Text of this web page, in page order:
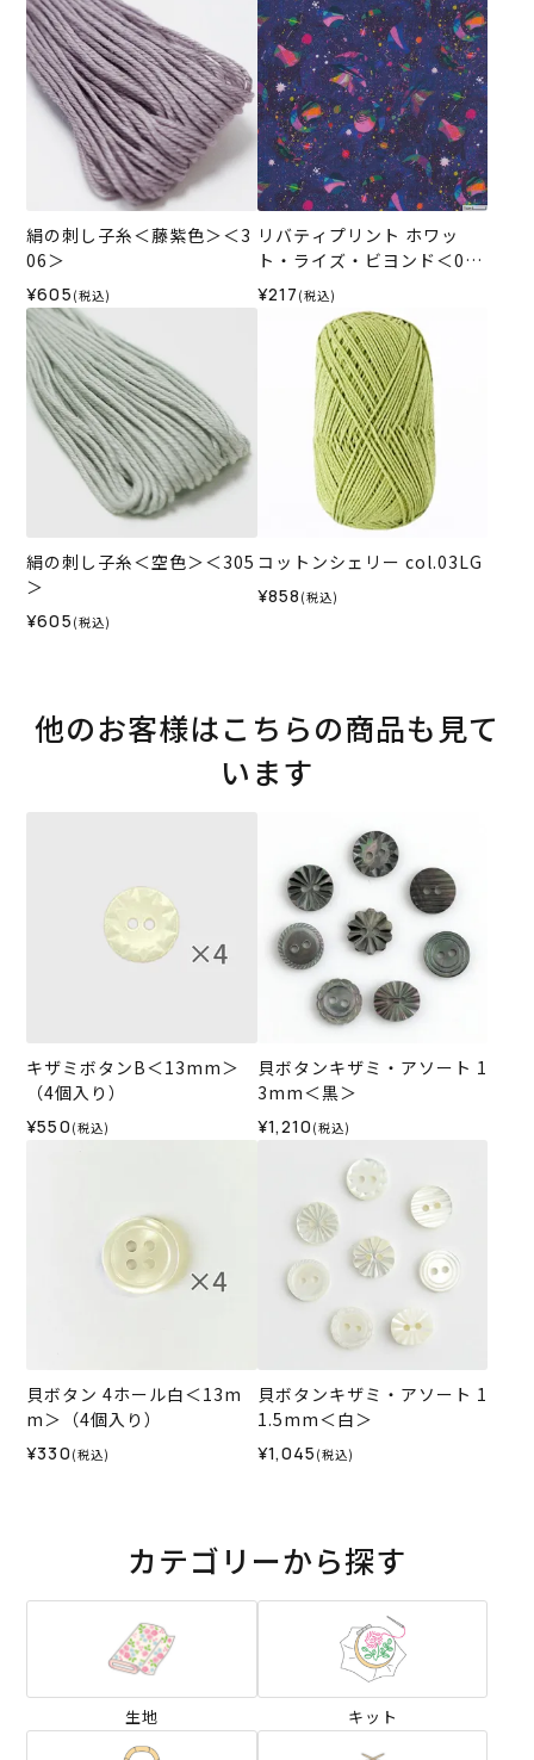
絹の刺し子糸＜藤紫色＞＜3
06＞
¥605 (税込)
リバティプリント ホワッ
ト・ライズ・ビヨンド＜01
N＞生地 （ホビーラホビー
レオリジナルカラー）2024
¥217 (税込)
絹の刺し子糸＜空色＞＜305
＞
¥605 (税込)
コットンシェリー col.03LG
¥858 (税込)
他のお客様はこちらの商品も見て
います
キザミボタンB＜13mm＞
（4個入り）
¥550 (税込)
貝ボタンキザミ・アソート 1
3mm＜黒＞
¥1,210 (税込)
貝ボタン 4ホール白＜13m
m＞（4個入り）
¥330 (税込)
貝ボタンキザミ・アソート 1
1.5mm＜白＞
¥1,045 (税込)
カテゴリーから探す
生地 キット